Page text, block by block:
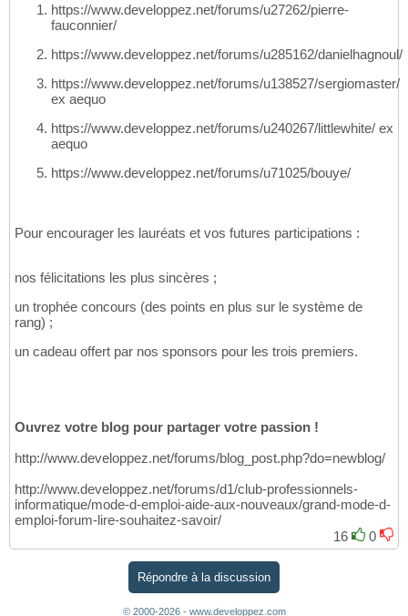
https://www.developpez.net/forums/u27262/pierre-
fauconnier/
https://www.developpez.net/forums/u285162/danielhagnoul/
https://www.developpez.net/forums/u138527/sergiomaster/
ex aequo
https://www.developpez.net/forums/u240267/littlewhite/ ex
aequo
https://www.developpez.net/forums/u71025/bouye/
Pour encourager les lauréats et vos futures participations :
nos félicitations les plus sincères ;
un trophée concours (des points en plus sur le système de
rang) ;
un cadeau offert par nos sponsors pour les trois premiers.
Ouvrez votre blog pour partager votre passion !
http://www.developpez.net/forums/blog_post.php?do=newblog/
http://www.developpez.net/forums/d1/club-professionnels-
informatique/mode-d-emploi-aide-aux-nouveaux/grand-mode-d-
emploi-forum-lire-souhaitez-savoir/
16
0
Répondre à la discussion
© 2000-2026 - www.developpez.com